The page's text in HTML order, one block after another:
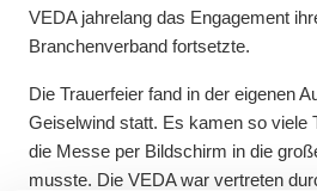
VEDA jahrelang das Engagement
Branchenverband fortsetzte.
Die Trauerfeier fand in der eigenen
Geiselwind statt. Es kamen so viele
die Messe per Bildschirm in die
musste. Die VEDA war vertreten